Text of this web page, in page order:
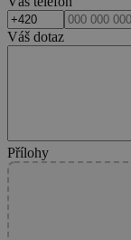
Váš dotaz
Přílohy